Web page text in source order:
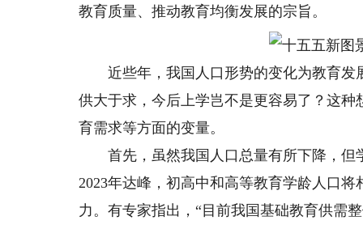
教育质量、推动教育均衡发展的宗旨。
近些年，我国人口形势的变化为教育发
供大于求，今后上学岂不是更容易了？这
育需求等方面的变量。
首先，虽然我国人口总量有所下降，但
2023年达峰，初高中和高等教育学龄人口
力。有专家指出，“目前我国基础教育供需